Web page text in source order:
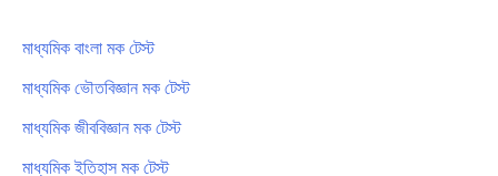
মাধ্যমিক বাংলা মক টেস্ট
মাধ্যমিক ভৌতবিজ্ঞান মক টেস্ট
মাধ্যমিক জীববিজ্ঞান মক টেস্ট
মাধ্যমিক ইতিহাস মক টেস্ট